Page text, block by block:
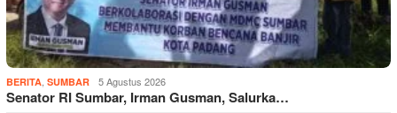
BERITA SUMBAR 5 Agustus 2026
Senator RI Sumbar, Irman Gusman, Salurka…